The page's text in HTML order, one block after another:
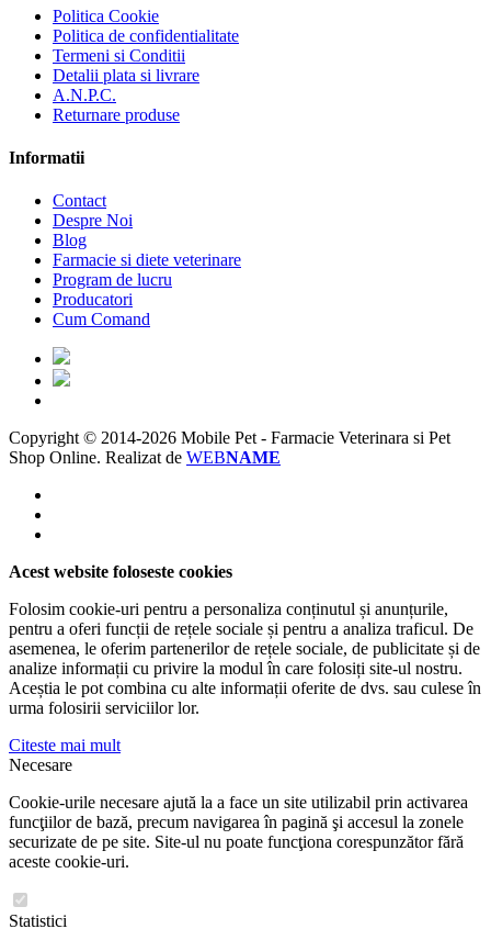
Politica Cookie
Politica de confidentialitate
Termeni si Conditii
Detalii plata si livrare
A.N.P.C.
Returnare produse
Informatii
Contact
Despre Noi
Blog
Farmacie si diete veterinare
Program de lucru
Producatori
Cum Comand
Copyright © 2014-2026 Mobile Pet - Farmacie Veterinara si Pet
Shop Online. Realizat de WEBNAME
Acest website foloseste cookies
Folosim cookie-uri pentru a personaliza conținutul și anunțurile,
pentru a oferi funcții de rețele sociale și pentru a analiza traficul. De
asemenea, le oferim partenerilor de rețele sociale, de publicitate și de
analize informații cu privire la modul în care folosiți site-ul nostru.
Aceștia le pot combina cu alte informații oferite de dvs. sau culese în
urma folosirii serviciilor lor.
Citeste mai mult
Necesare
Cookie-urile necesare ajută la a face un site utilizabil prin activarea
funcţiilor de bază, precum navigarea în pagină şi accesul la zonele
securizate de pe site. Site-ul nu poate funcţiona corespunzător fără
aceste cookie-uri.
Statistici